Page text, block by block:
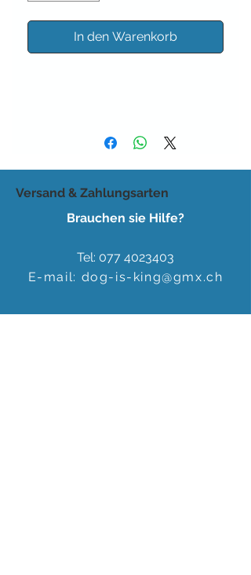
In den Warenkorb
Versand & Zahlungsarten
Brauchen sie Hilfe?
Tel: 077 4023403
E-mail: dog-is-king@gmx.ch